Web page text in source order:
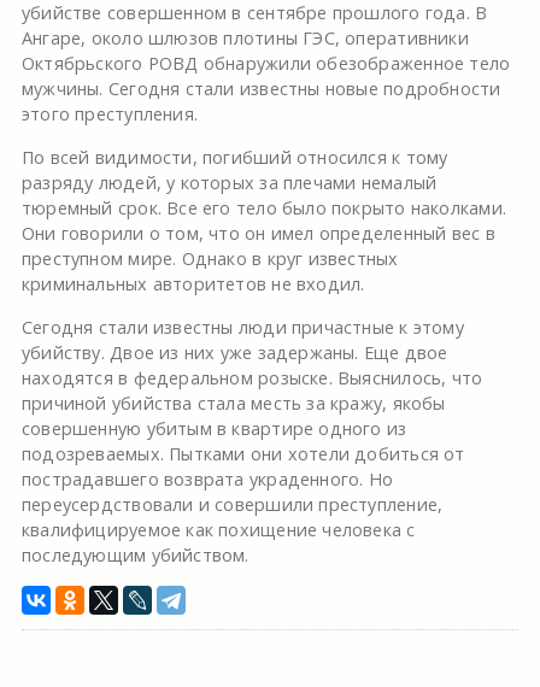
убийстве совершенном в сентябре прошлого года. В
Ангаре, около шлюзов плотины ГЭС, оперативники
Октябрьского РОВД обнаружили обезображенное тело
мужчины. Сегодня стали известны новые подробности
этого преступления.
По всей видимости, погибший относился к тому
разряду людей, у которых за плечами немалый
тюремный срок. Все его тело было покрыто наколками.
Они говорили о том, что он имел определенный вес в
преступном мире. Однако в круг известных
криминальных авторитетов не входил.
Сегодня стали известны люди причастные к этому
убийству. Двое из них уже задержаны. Еще двое
находятся в федеральном розыске. Выяснилось, что
причиной убийства стала месть за кражу, якобы
совершенную убитым в квартире одного из
подозреваемых. Пытками они хотели добиться от
пострадавшего возврата украденного. Но
переусердствовали и совершили преступление,
квалифицируемое как похищение человека с
последующим убийством.